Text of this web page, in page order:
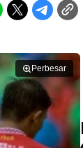
Perbesar